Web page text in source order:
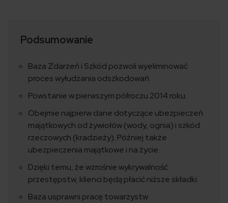
Podsumowanie
Baza Zdarzeń i Szkód pozwoli wyeliminować
proces wyłudzania odszkodowań.
Powstanie w pierwszym półroczu 2014 roku.
Obejmie najpierw dane dotyczące ubezpieczeń
majątkowych od żywiołów (wody, ognia) i szkód
rzeczowych (kradzieży). Później także
ubezpieczenia majątkowe i na życie.
Dzięki temu, że wzrośnie wykrywalność
przestępstw, klienci będą płacić niższe składki.
Baza usprawni pracę towarzystw